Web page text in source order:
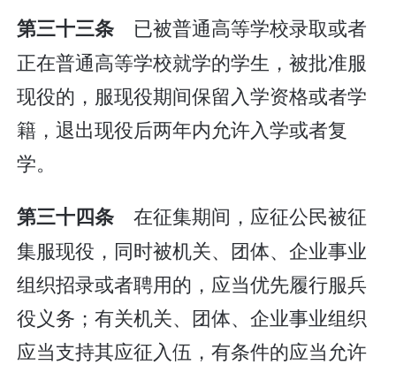
第三十三条 已被普通高等学校录取或者
正在普通高等学校就学的学生，被批准服
现役的，服现役期间保留入学资格或者学
籍，退出现役后两年内允许入学或者复
学。
第三十四条 在征集期间，应征公民被征
集服现役，同时被机关、团体、企业事业
组织招录或者聘用的，应当优先履行服兵
役义务；有关机关、团体、企业事业组织
应当支持其应征入伍，有条件的应当允许